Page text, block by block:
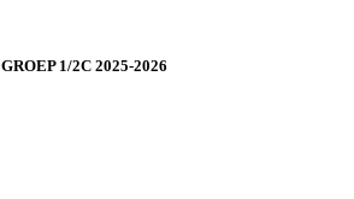
GROEP 1/2C 2025-2026